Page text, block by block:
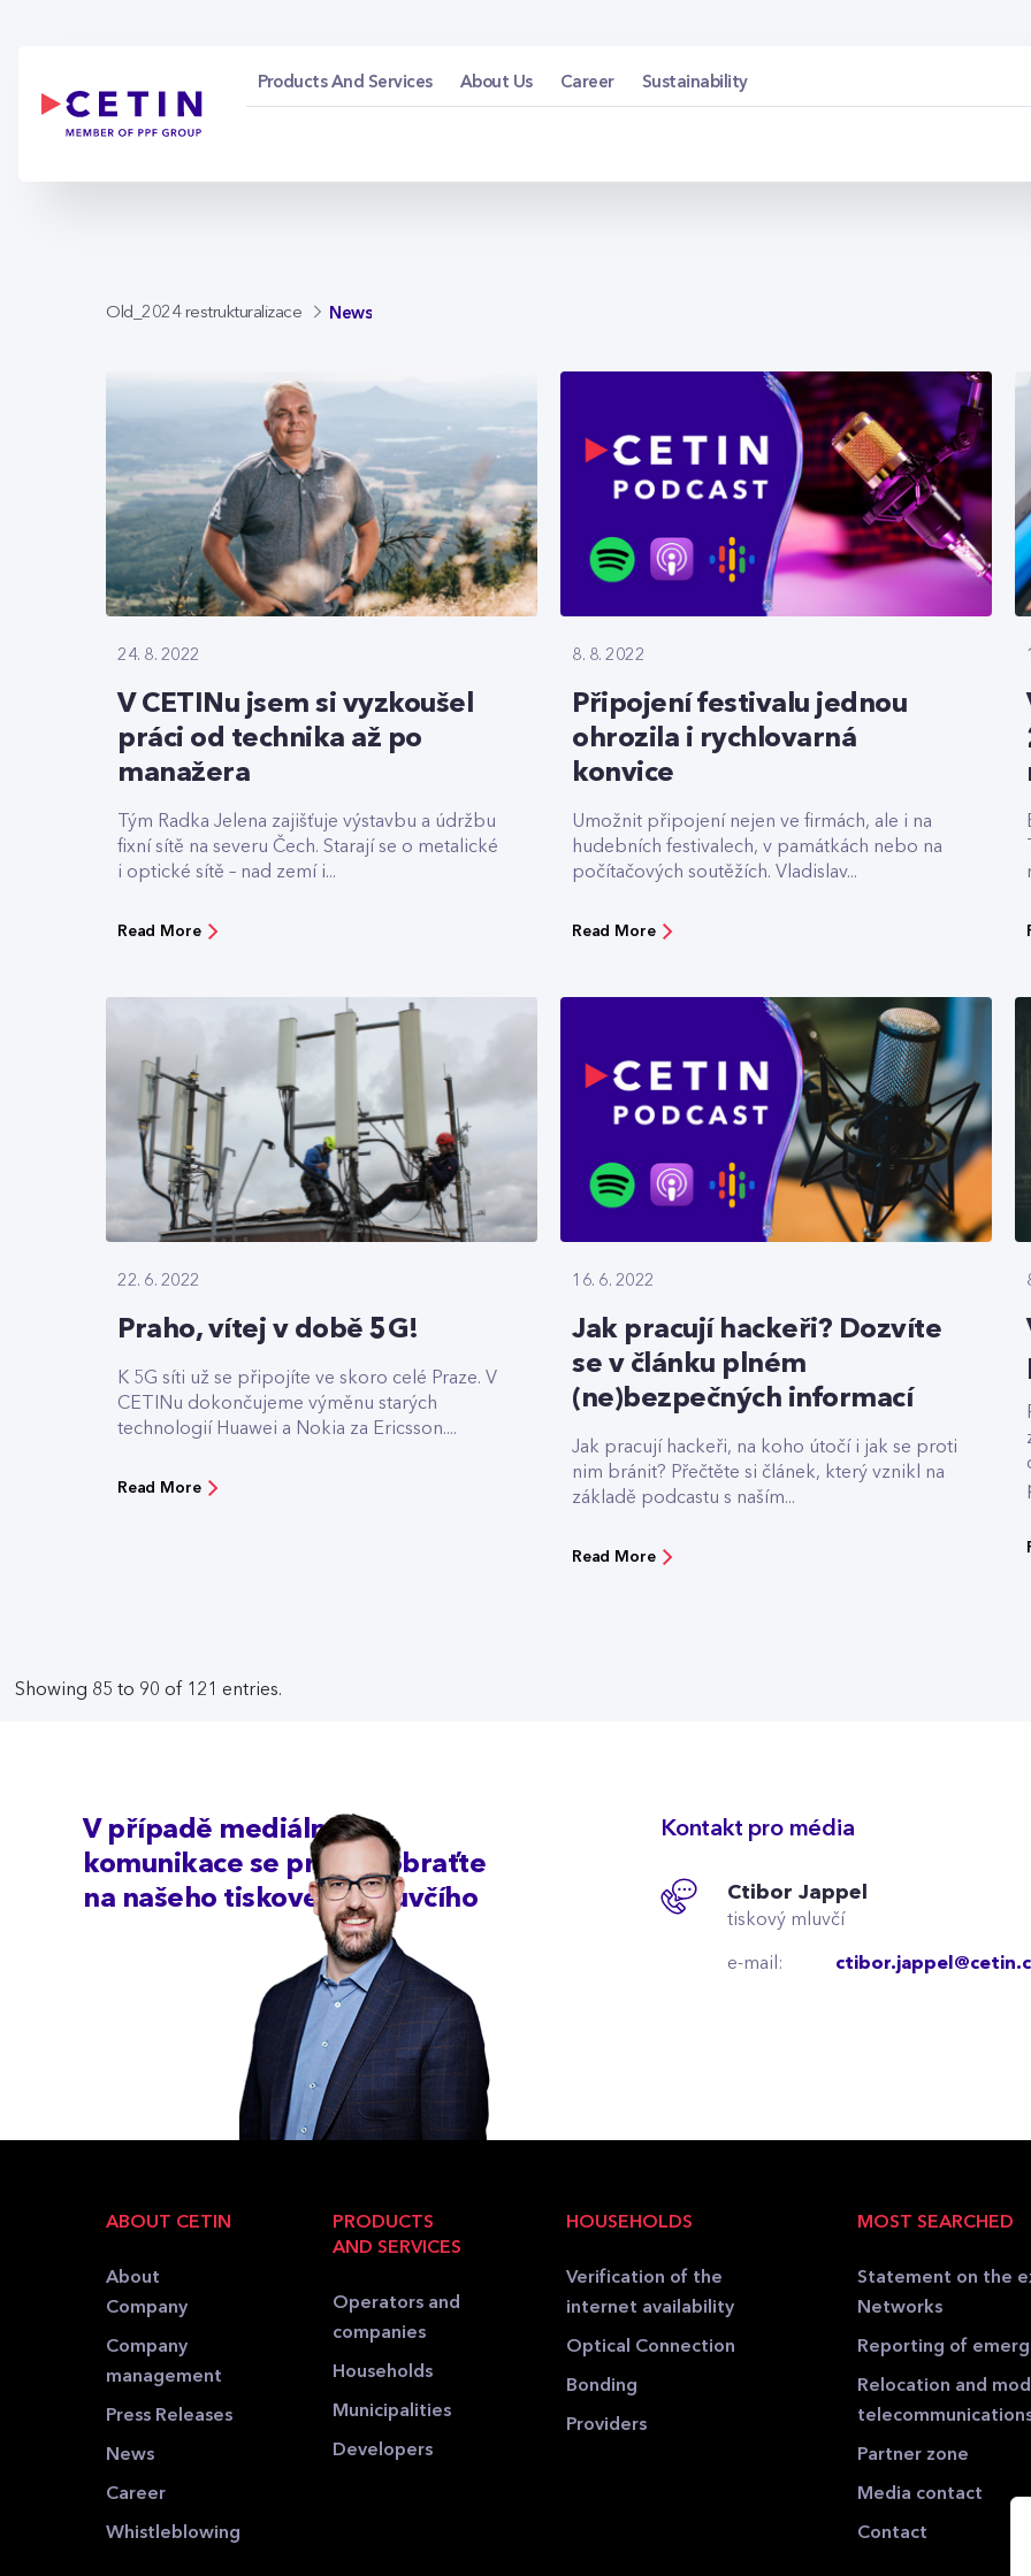
Products And Services About Us Career Sustainability
Old_2024 restrukturalizace News
24. 8. 2022
V CETINu jsem si vyzkoušel
práci od technika až po
manažera
Tým Radka Jelena zajišťuje výstavbu a údržbu
fixní sítě na severu Čech. Starají se o metalické
i optické sítě – nad zemí i...
Read More
8. 8. 2022
Připojení festivalu jednou
ohrozila i rychlovarná
konvice
Umožnit připojení nejen ve firmách, ale i na
hudebních festivalech, v památkách nebo na
počítačových soutěžích. Vladislav...
Read More
22. 6. 2022
Praho, vítej v době 5G!
K 5G síti už se připojíte ve skoro celé Praze. V
CETINu dokončujeme výměnu starých
technologií Huawei a Nokia za Ericsson....
Read More
16. 6. 2022
Jak pracují hackeři? Dozvíte
se v článku plném
(ne)bezpečných informací
Jak pracují hackeři, na koho útočí i jak se proti
nim bránit? Přečtěte si článek, který vznikl na
základě podcastu s naším...
Read More
Showing 85 to 90 of 121 entries.
V případě mediální
komunikace se prosím obraťte
na našeho tiskového mluvčího
Kontakt pro média
Ctibor Jappel
tiskový mluvčí
e-mail:
ABOUT CETIN
About
Company
Company
management
Press Releases
News
Career
Whistleblowing
PRODUCTS
AND SERVICES
Operators and
companies
Households
Municipalities
Developers
HOUSEHOLDS
Verification of the
internet availability
Optical Connection
Bonding
Providers
MOST SEARCHED
Statement on the
Networks
Reporting of
Relocation and
Partner zone
Media contact
Contact